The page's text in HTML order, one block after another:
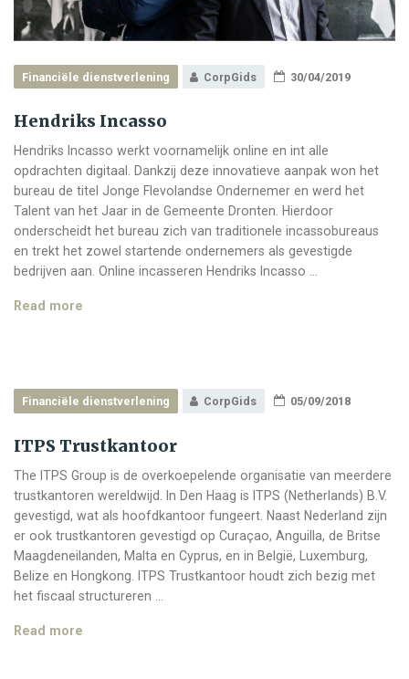
Financiële dienstverlening CorpGids 30/04/2019
Hendriks Incasso
Hendriks Incasso werkt voornamelijk online en int alle
opdrachten digitaal. Dankzij deze innovatieve aanpak won het
bureau de titel Jonge Flevolandse Ondernemer en werd het
Talent van het Jaar in de Gemeente Dronten. Hierdoor
onderscheidt het bureau zich van traditionele incassobureaus
en trekt het zowel startende ondernemers als gevestigde
bedrijven aan. Online incasseren Hendriks Incasso …
Read more
Financiële dienstverlening CorpGids 05/09/2018
ITPS Trustkantoor
The ITPS Group is de overkoepelende organisatie van meerdere
trustkantoren wereldwijd. In Den Haag is ITPS (Netherlands) B.V.
gevestigd, wat als hoofdkantoor fungeert. Naast Nederland zijn
er ook trustkantoren gevestigd op Curaçao, Anguilla, de Britse
Maagdeneilanden, Malta en Cyprus, en in België, Luxemburg,
Belize en Hongkong. ITPS Trustkantoor houdt zich bezig met
het fiscaal structureren …
Read more